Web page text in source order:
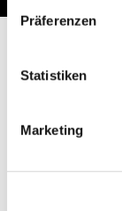
Präferenzen
Statistiken
Marketing